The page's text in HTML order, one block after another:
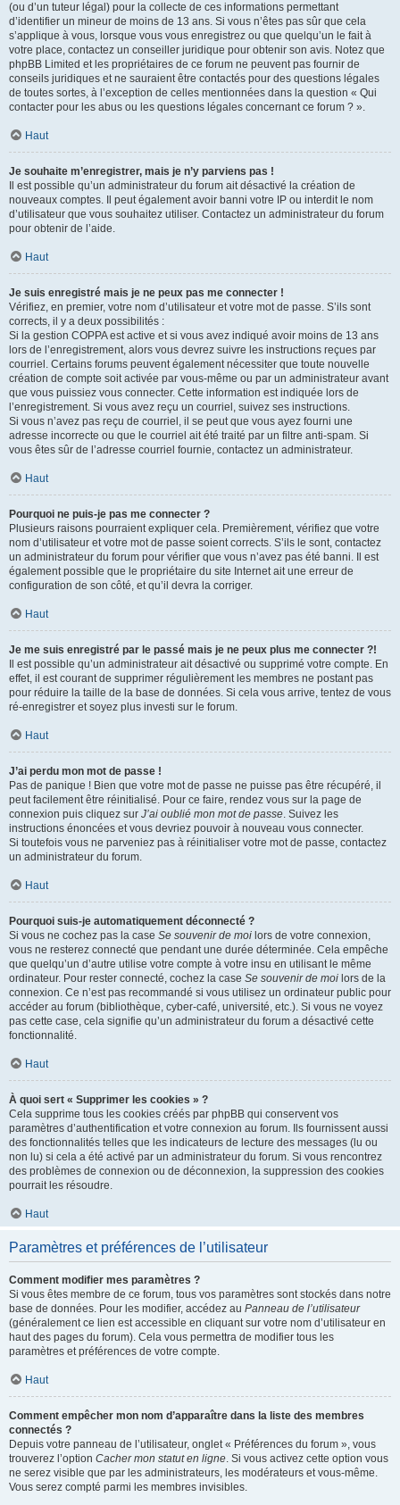
(ou d’un tuteur légal) pour la collecte de ces informations permettant
d’identifier un mineur de moins de 13 ans. Si vous n’êtes pas sûr que cela
s’applique à vous, lorsque vous vous enregistrez ou que quelqu’un le fait à
votre place, contactez un conseiller juridique pour obtenir son avis. Notez que
phpBB Limited et les propriétaires de ce forum ne peuvent pas fournir de
conseils juridiques et ne sauraient être contactés pour des questions légales
de toutes sortes, à l’exception de celles mentionnées dans la question « Qui
contacter pour les abus ou les questions légales concernant ce forum ? ».
Haut
Je souhaite m’enregistrer, mais je n’y parviens pas !
Il est possible qu’un administrateur du forum ait désactivé la création de
nouveaux comptes. Il peut également avoir banni votre IP ou interdit le nom
d’utilisateur que vous souhaitez utiliser. Contactez un administrateur du forum
pour obtenir de l’aide.
Haut
Je suis enregistré mais je ne peux pas me connecter !
Vérifiez, en premier, votre nom d’utilisateur et votre mot de passe. S’ils sont
corrects, il y a deux possibilités :
Si la gestion COPPA est active et si vous avez indiqué avoir moins de 13 ans
lors de l’enregistrement, alors vous devrez suivre les instructions reçues par
courriel. Certains forums peuvent également nécessiter que toute nouvelle
création de compte soit activée par vous-même ou par un administrateur avant
que vous puissiez vous connecter. Cette information est indiquée lors de
l’enregistrement. Si vous avez reçu un courriel, suivez ses instructions.
Si vous n’avez pas reçu de courriel, il se peut que vous ayez fourni une
adresse incorrecte ou que le courriel ait été traité par un filtre anti-spam. Si
vous êtes sûr de l’adresse courriel fournie, contactez un administrateur.
Haut
Pourquoi ne puis-je pas me connecter ?
Plusieurs raisons pourraient expliquer cela. Premièrement, vérifiez que votre
nom d’utilisateur et votre mot de passe soient corrects. S’ils le sont, contactez
un administrateur du forum pour vérifier que vous n’avez pas été banni. Il est
également possible que le propriétaire du site Internet ait une erreur de
configuration de son côté, et qu’il devra la corriger.
Haut
Je me suis enregistré par le passé mais je ne peux plus me connecter ?!
Il est possible qu’un administrateur ait désactivé ou supprimé votre compte. En
effet, il est courant de supprimer régulièrement les membres ne postant pas
pour réduire la taille de la base de données. Si cela vous arrive, tentez de vous
ré-enregistrer et soyez plus investi sur le forum.
Haut
J’ai perdu mon mot de passe !
Pas de panique ! Bien que votre mot de passe ne puisse pas être récupéré, il
peut facilement être réinitialisé. Pour ce faire, rendez vous sur la page de
connexion puis cliquez sur J’ai oublié mon mot de passe. Suivez les
instructions énoncées et vous devriez pouvoir à nouveau vous connecter.
Si toutefois vous ne parveniez pas à réinitialiser votre mot de passe, contactez
un administrateur du forum.
Haut
Pourquoi suis-je automatiquement déconnecté ?
Si vous ne cochez pas la case Se souvenir de moi lors de votre connexion,
vous ne resterez connecté que pendant une durée déterminée. Cela empêche
que quelqu’un d’autre utilise votre compte à votre insu en utilisant le même
ordinateur. Pour rester connecté, cochez la case Se souvenir de moi lors de la
connexion. Ce n’est pas recommandé si vous utilisez un ordinateur public pour
accéder au forum (bibliothèque, cyber-café, université, etc.). Si vous ne voyez
pas cette case, cela signifie qu’un administrateur du forum a désactivé cette
fonctionnalité.
Haut
À quoi sert « Supprimer les cookies » ?
Cela supprime tous les cookies créés par phpBB qui conservent vos
paramètres d’authentification et votre connexion au forum. Ils fournissent aussi
des fonctionnalités telles que les indicateurs de lecture des messages (lu ou
non lu) si cela a été activé par un administrateur du forum. Si vous rencontrez
des problèmes de connexion ou de déconnexion, la suppression des cookies
pourrait les résoudre.
Haut
Paramètres et préférences de l’utilisateur
Comment modifier mes paramètres ?
Si vous êtes membre de ce forum, tous vos paramètres sont stockés dans notre
base de données. Pour les modifier, accédez au Panneau de l’utilisateur
(généralement ce lien est accessible en cliquant sur votre nom d’utilisateur en
haut des pages du forum). Cela vous permettra de modifier tous les
paramètres et préférences de votre compte.
Haut
Comment empêcher mon nom d’apparaître dans la liste des membres
connectés ?
Depuis votre panneau de l’utilisateur, onglet « Préférences du forum », vous
trouverez l’option Cacher mon statut en ligne. Si vous activez cette option vous
ne serez visible que par les administrateurs, les modérateurs et vous-même.
Vous serez compté parmi les membres invisibles.